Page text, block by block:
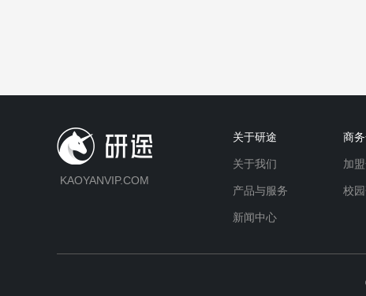
KAOYANVIP.COM
关于研途
关于我们
产品与服务
新闻中心
商
加
校